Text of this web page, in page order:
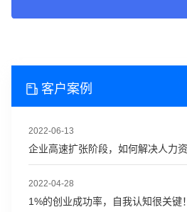
客户案例
2022-06-13
2022-04-28
1%的创业成功率，自我认知很关键！